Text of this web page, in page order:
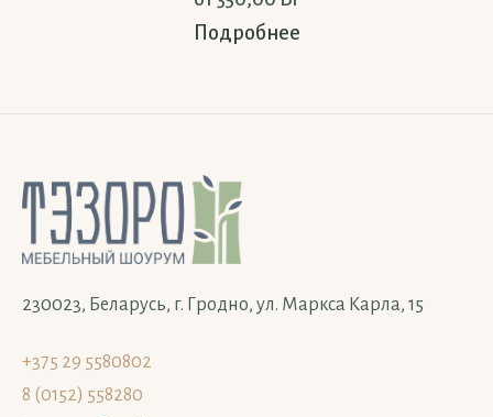
Подробнее
230023, Беларусь, г. Гродно, ул. Маркса Карла, 15
+375 29 5580802
8 (0152) 558280